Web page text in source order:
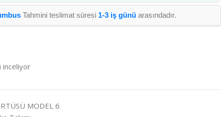
Tahmini teslimat süresi 1-3 iş günüarasındadır.
inceliyor
MODEL 6